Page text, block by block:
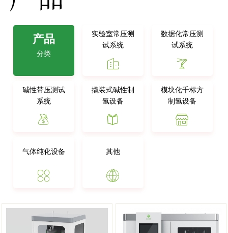
产品
分类
实验室常压测
试系统

数据化常压测
试系统

碱性带压测试
系统

撬装式碱性制
氢设备

模块化千标方
制氢设备

气体纯化设备

其他
